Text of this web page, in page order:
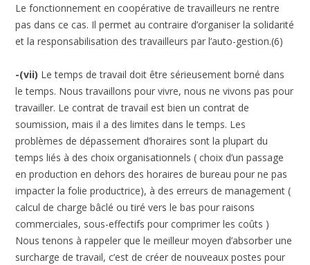
Le fonctionnement en coopérative de travailleurs ne rentre
pas dans ce cas. Il permet au contraire d’organiser la solidarité
et la responsabilisation des travailleurs par l’auto-gestion.(6)
-(vii) Le temps de travail doit être sérieusement borné dans
le temps. Nous travaillons pour vivre, nous ne vivons pas pour
travailler. Le contrat de travail est bien un contrat de
soumission, mais il a des limites dans le temps. Les
problèmes de dépassement d’horaires sont la plupart du
temps liés à des choix organisationnels ( choix d’un passage
en production en dehors des horaires de bureau pour ne pas
impacter la folie productrice), à des erreurs de management (
calcul de charge bâclé ou tiré vers le bas pour raisons
commerciales, sous-effectifs pour comprimer les coûts )
Nous tenons à rappeler que le meilleur moyen d’absorber une
surcharge de travail, c’est de créer de nouveaux postes pour